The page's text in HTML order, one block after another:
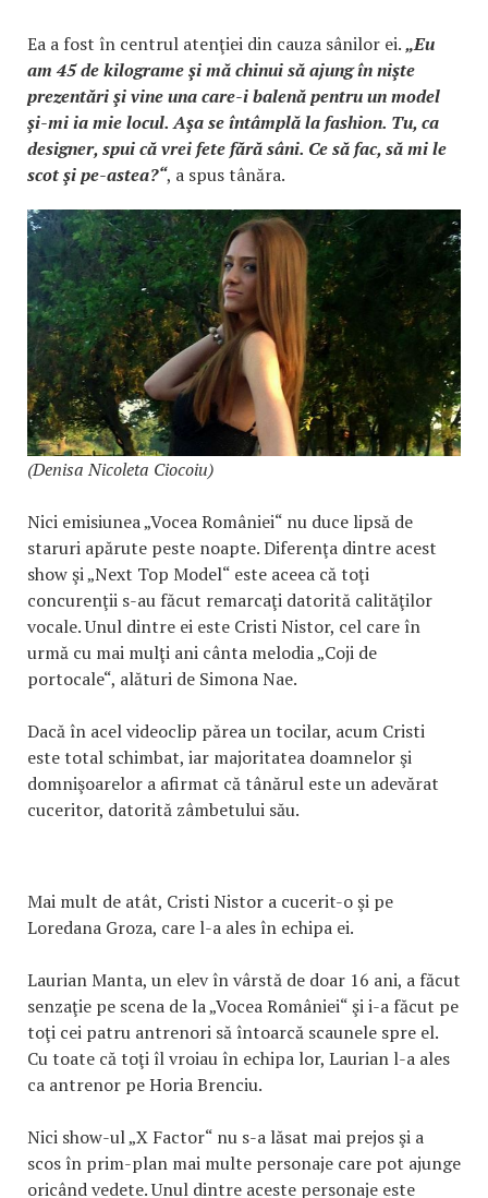
Ea a fost în centrul atenţiei din cauza sânilor ei.„Eu
am 45 de kilograme şi mă chinui să ajung în nişte
prezentări şi vine una care-i balenă pentru un model
şi-mi ia mie locul. Aşa se întâmplă la fashion. Tu, ca
designer, spui că vrei fete fără sâni. Ce să fac, să mi le
scot şi pe-astea?“, a spus tânăra.
(Denisa Nicoleta Ciocoiu)
Nici emisiunea „Vocea României“ nu duce lipsă de
staruri apărute peste noapte. Diferenţa dintre acest
show şi „Next Top Model“ este aceea că toţi
concurenţii s-au făcut remarcaţi datorită calităţilor
vocale. Unul dintre ei este Cristi Nistor, cel care în
urmă cu mai mulţi ani cânta melodia „Coji de
portocale“, alături de Simona Nae.
Dacă în acel videoclip părea un tocilar, acum Cristi
este total schimbat, iar majoritatea doamnelor şi
domnişoarelor a afirmat că tânărul este un adevărat
cuceritor, datorită zâmbetului său.
Mai mult de atât, Cristi Nistor a cucerit-o şi pe
Loredana Groza, care l-a ales în echipa ei.
Laurian Manta, un elev în vârstă de doar 16 ani, a făcut
senzaţie pe scena de la „Vocea României“ şi i-a făcut pe
toţi cei patru antrenori să întoarcă scaunele spre el.
Cu toate că toţi îl vroiau în echipa lor, Laurian l-a ales
ca antrenor pe Horia Brenciu.
Nici show-ul „X Factor“ nu s-a lăsat mai prejos şi a
scos în prim-plan mai multe personaje care pot ajunge
oricând vedete. Unul dintre aceste personaje este